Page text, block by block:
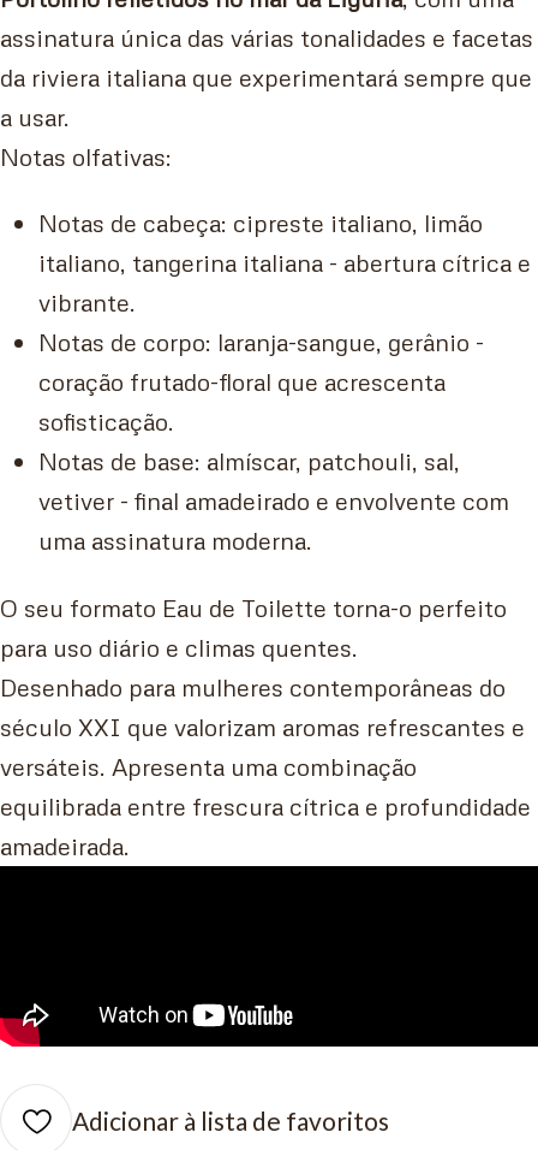
assinatura única das várias tonalidades e facetas
da riviera italiana que experimentará sempre que
a usar.
Notas olfativas:
Notas de cabeça: cipreste italiano, limão
italiano, tangerina italiana - abertura cítrica e
vibrante.
Notas de corpo: laranja-sangue, gerânio -
coração frutado-floral que acrescenta
sofisticação.
Notas de base: almíscar, patchouli, sal,
vetiver - final amadeirado e envolvente com
uma assinatura moderna.
O seu formato Eau de Toilette torna-o perfeito
para uso diário e climas quentes.
Desenhado para mulheres contemporâneas do
século XXI que valorizam aromas refrescantes e
versáteis. Apresenta uma combinação
equilibrada entre frescura cítrica e profundidade
amadeirada.
Adicionar à lista de favoritos